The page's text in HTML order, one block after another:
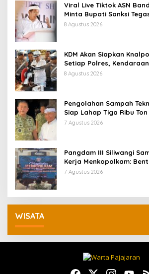
Viral Live Tiktok ASN
Minta Bupati Sanksi
Pemberhentian
8 Agustus 2026
KDM Akan Siapkan
Setiap Polres,
Tertangkap Langsung
8 Agustus 2026
Pengolahan Sampah
Siap Lahap Tiga Ribu
Jawa Barat
7 Agustus 2026
Pangdam III Siliwangi
Kerja Menkopolkam:
Pemerintah
7 Agustus 2026
WISATA